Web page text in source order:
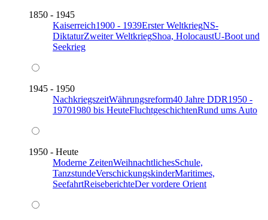
1850 - 1945
Kaiserreich1900 - 1939Erster WeltkriegNS-
DiktaturZweiter WeltkriegShoa, HolocaustU-Boot und
Seekrieg
1945 - 1950
NachkriegszeitWährungsreform40 Jahre DDR1950 -
19701980 bis HeuteFluchtgeschichtenRund ums Auto
1950 - Heute
Moderne ZeitenWeihnachtlichesSchule,
TanzstundeVerschickungskinderMaritimes,
SeefahrtReiseberichteDer vordere Orient